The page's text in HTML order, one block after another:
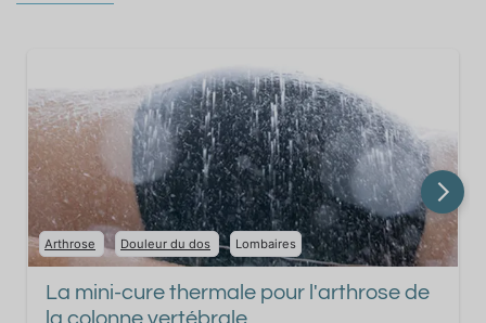
Arthrose Douleur du dos Lombaires
La mini-cure thermale pour l'arthrose de
la colonne vertébrale